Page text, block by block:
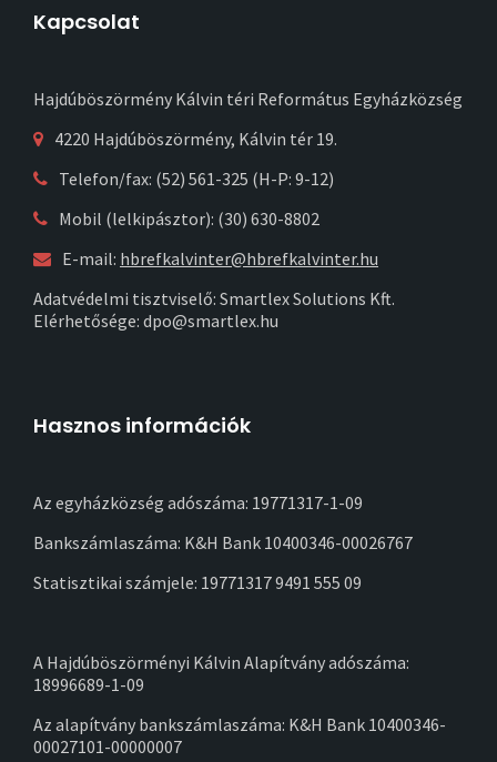
Kapcsolat
Hajdúböszörmény Kálvin téri Református Egyházközség
4220 Hajdúböszörmény, Kálvin tér 19.
Telefon/fax: (52) 561-325 (H-P: 9-12)
Mobil (lelkipásztor): (30) 630-8802
E-mail: hbrefkalvinter@hbrefkalvinter.hu
Adatvédelmi tisztviselő: Smartlex Solutions Kft.
Elérhetősége: dpo@smartlex.hu
Hasznos információk
Az egyházközség adószáma: 19771317-1-09
Bankszámlaszáma: K&H Bank 10400346-00026767
Statisztikai számjele: 19771317 9491 555 09
A Hajdúböszörményi Kálvin Alapítvány adószáma:
18996689-1-09
Az alapítvány bankszámlaszáma: K&H Bank 10400346-
00027101-00000007